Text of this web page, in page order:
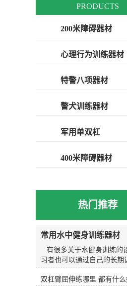
PRODUCTS
200米障碍器材
心理行为训练器材
特警八项器材
警犬训练器材
军用单双杠
400米障碍器材
热门推荐
常用水中健身训练器材
有很多关于水健身训练的
习者也可以通过自己的长期
和发明适合自己的水训练设
主要介绍以下设备，可根据
双杠臂屈伸练哪里 都有什么